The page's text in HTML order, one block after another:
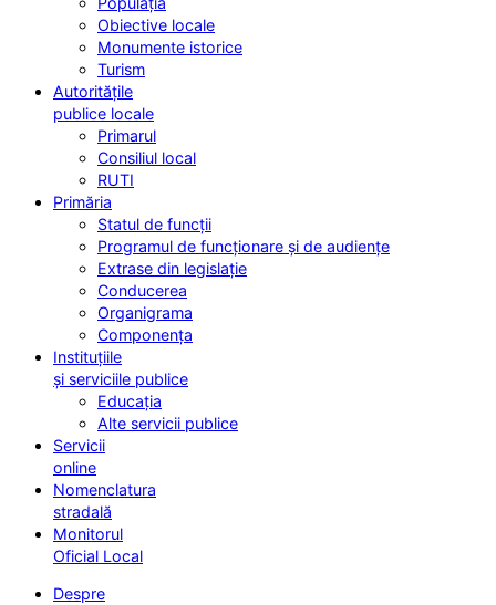
Obiective locale
Monumente istorice
Turism
Autoritățile
publice locale
Primarul
Consiliul local
RUTI
Primăria
Statul de funcții
Programul de funcționare și de audiențe
Extrase din legislație
Conducerea
Organigrama
Componența
Instituțiile
și serviciile publice
Educația
Alte servicii publice
Servicii
online
Nomenclatura
stradală
Monitorul
Oficial Local
Despre